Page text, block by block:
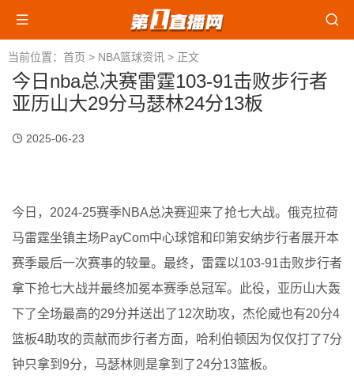
当前位置： 首页 > NBA篮球资讯 > 正文
今日nba总决赛雷霆103-91击败步行者
亚历山大29分马瑟林24分13板
2025-06-23
今日，2024-25赛季NBA总决赛迎来了抢七大战。俄克拉荷
马雷霆坐镇主场PayCom中心球馆和印第安纳步行者展开本
赛季最后一次赛事的较量。最终，雷霆以103-91击败步行者
拿下抢七大战并最终加冕本赛季总冠军。此役，亚历山大轰
下了全场最高的29分并送出了12次助攻，杰伦威也有20分4
篮板4助攻的贡献而步行者方面，哈利伯顿因为仅仅打了7分
钟只拿到9分，马瑟林则是拿到了24分13篮板。